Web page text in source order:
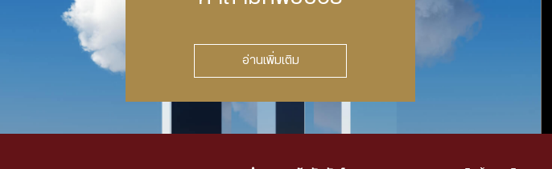
อ่านเพิ่มเติม